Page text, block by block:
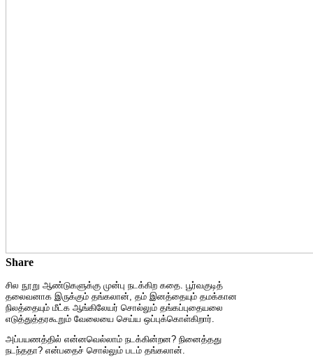
Share
சில நூறு ஆண்டுகளுக்கு முன்பு நடக்கிற கதை. பூர்வகுடித்
தலைவனாக இருக்கும் தங்கலான், தம் இனத்தையும் தமக்கான
நிலத்தையும் மீட்க ஆங்கிலேயர் சொல்லும் தங்கப்புதையலை
எடுத்துத்தரகூறும் வேலையை செய்ய ஒப்புக்கொள்கிறார்.
அப்பயணத்தில் என்னவெல்லாம் நடக்கின்றன? நினைத்தது
நடந்ததா? என்பதைச் சொல்லும் படம் தங்கலான்.